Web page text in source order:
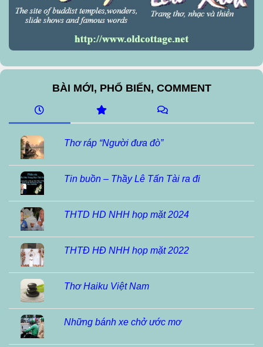
BÀI MỚI, PHỔ BIẾN, COMMENT
Thơ ráp “Người đưa đò”
Tin buồn – Thầy Lê Tấn Tài ra đi
THTD HD NHH họp mặt 2024
THTĐ HĐ NHH họp mặt 2022
Thơ Haiku Việt Nam
Những bánh xe chở ước mơ